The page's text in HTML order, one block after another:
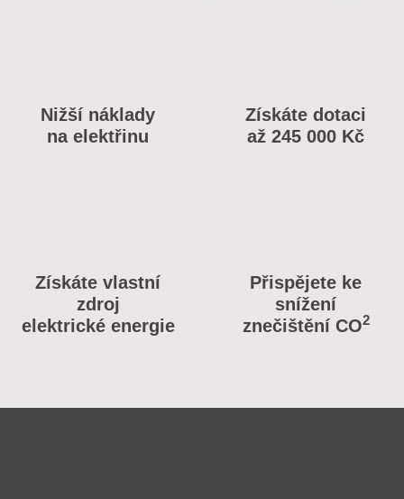
Nižší náklady
na elektřinu
Získáte dotaci
až 245 000 Kč
Získáte vlastní
zdroj
elektrické energie
Přispějete ke
snížení
znečištění CO2